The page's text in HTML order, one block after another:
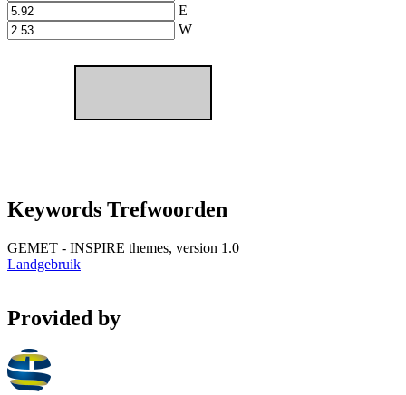
E
W
Keywords Trefwoorden
GEMET - INSPIRE themes, version 1.0
Landgebruik
Provided by